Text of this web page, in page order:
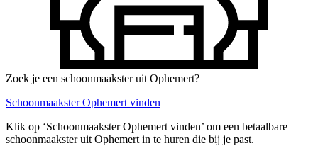
Zoek je een schoonmaakster uit Ophemert?
Schoonmaakster Ophemert vinden
Klik op ‘Schoonmaakster Ophemert vinden’ om een betaalbare
schoonmaakster uit Ophemert in te huren die bij je past.